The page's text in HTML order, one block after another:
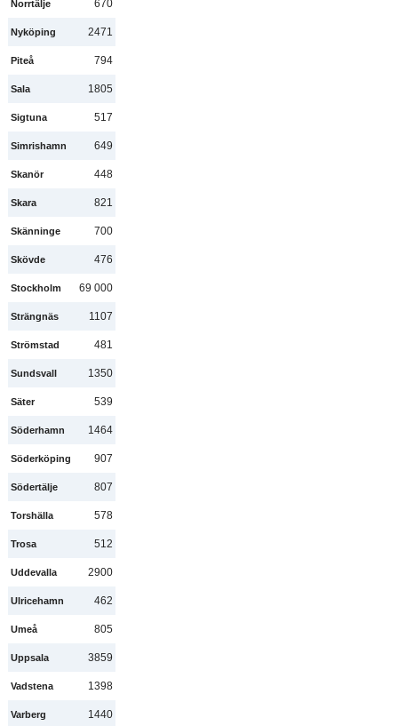
Norrtälje 670
Nyköping 2471
Piteå 794
Sala 1805
Sigtuna 517
Simrishamn 649
Skanör 448
Skara 821
Skänninge 700
Skövde 476
Stockholm 69 000
Strängnäs 1107
Strömstad 481
Sundsvall 1350
Säter 539
Söderhamn 1464
Söderköping 907
Södertälje 807
Torshälla 578
Trosa 512
Uddevalla 2900
Ulricehamn 462
Umeå 805
Uppsala 3859
Vadstena 1398
Varberg 1440